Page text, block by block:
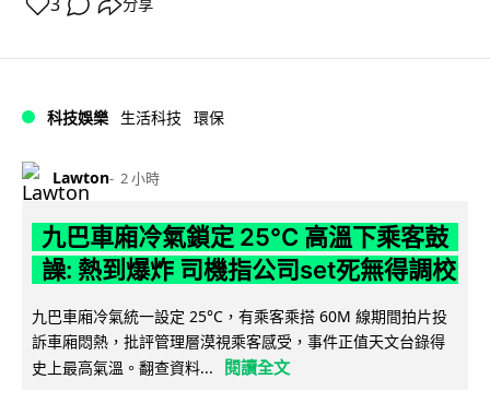
3 分享
科技娛樂 生活科技 環保
Lawton 2 小時
九巴車廂冷氣鎖定 25°C 高溫下乘客鼓
譟: 熱到爆炸 司機指公司set死無得調校
九巴車廂冷氣統一設定 25°C，有乘客乘搭 60M 線期間拍片投
訴車廂悶熱，批評管理層漠視乘客感受，事件正值天文台錄得
史上最高氣溫。翻查資料...
閱讀全文